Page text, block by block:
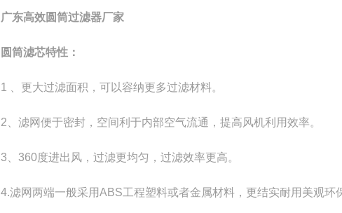
广东高效圆筒过滤器厂家
圆筒滤芯特性：
1 、更大过滤面积，可以容纳更多过滤材料。
2、滤网便于密封，空间利于内部空气流通，提高风机利用效率。
3、360度进出风，过滤更均匀，过滤效率更高。
4.滤网两端一般采用ABS工程塑料或者金属材料，更结实耐用美观环